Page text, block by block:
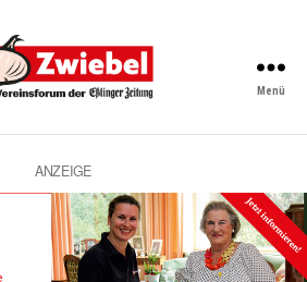
Vereinsforum
Eßlinger
Zeitung
Menü
ANZEIGE